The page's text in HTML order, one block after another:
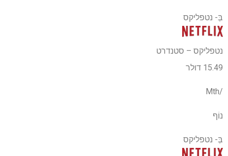
בְּ- נטפליקס
נטפליקס – סטנדרט
15.49 דולר
/Mth
נוֹף
בְּ- נטפליקס